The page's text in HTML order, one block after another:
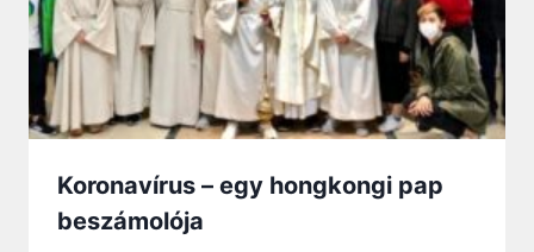
Koronavírus – egy hongkongi pap
beszámolója